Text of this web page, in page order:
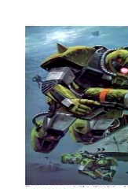
06D ZAKU
DESERT
TYPE(不挑
盒況)(售完缺
貨...
售價:0